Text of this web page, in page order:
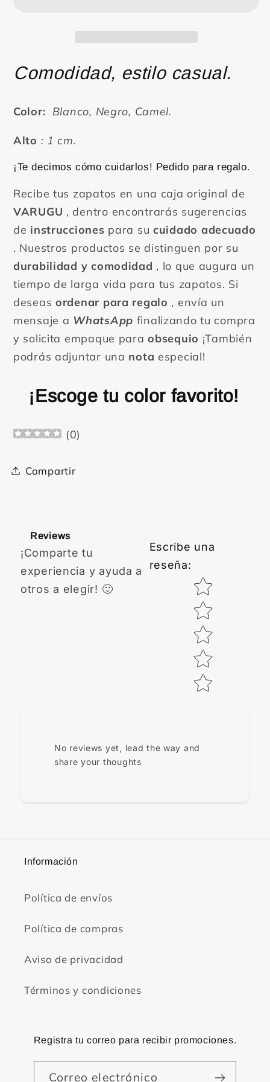
en
dama
con
en
Comodidad, estilo casual.
Color: Blanco, Negro, Camel.
Alto : 1 cm.
¡Te decimos cómo cuidarlos! Pedido para regalo.
Recibe tus zapatos en una caja original de
VARUGU , dentro encontrarás sugerencias
de instrucciones para sucuidado adecuado
. Nuestros productos se distinguen por su
durabilidad y comodidad , lo que augura un
tiempo de larga vida para tus zapatos. Si
deseasordenar para regalo , envía un
mensaje a WhatsApp finalizando tu compra
y solicita empaque paraobsequio ¡También
podrás adjuntar una nota especial!
¡Escoge tu color favorito!
(0)
Compartir
Reviews
¡Comparte tu
experiencia y ayuda a
otros a elegir! 🙂
Escribe una
reseña:
Star rating
No reviews yet, lead the way and
share your thoughts
Información
Política de envíos
Política de compras
Aviso de privacidad
Términos y condiciones
Registra tu correo para recibir promociones.
Correo electrónico